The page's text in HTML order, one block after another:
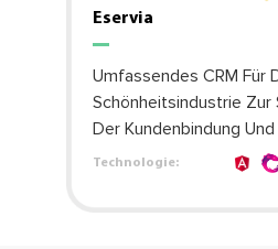
Eservia
Umfassendes CRM Für
Schönheitsindustrie Zur
Der Kundenbindung
Technologie: